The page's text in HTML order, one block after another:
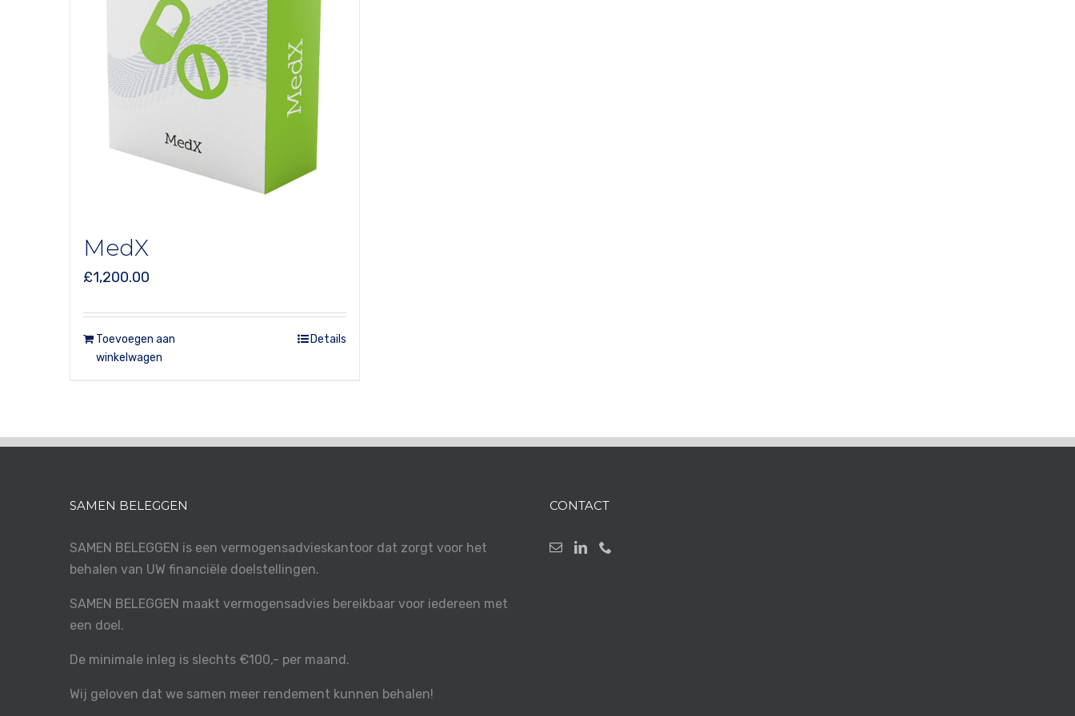
MedX
£1,200.00
Toevoegen aan
winkelwagen
Details
SAMEN BELEGGEN
SAMEN BELEGGEN is een vermogensadvieskantoor dat zorgt voor het
behalen van UW financiële doelstellingen.
SAMEN BELEGGEN maakt vermogensadvies bereikbaar voor iedereen met
een doel.
De minimale inleg is slechts €100,- per maand.
Wij geloven dat we samen meer rendement kunnen behalen!
CONTACT